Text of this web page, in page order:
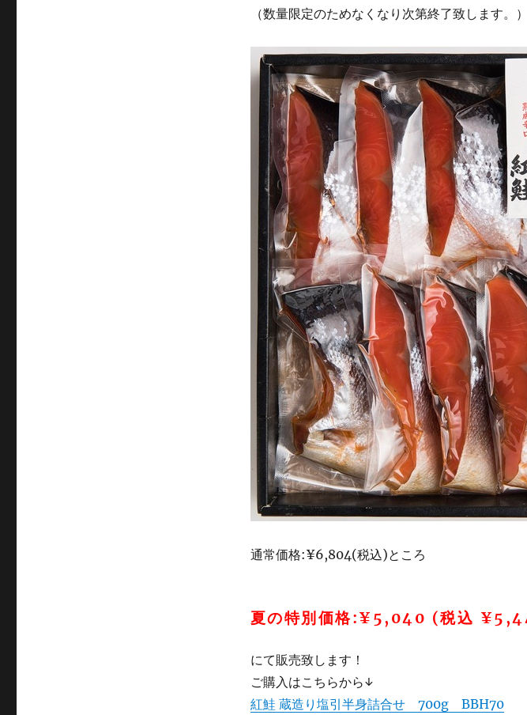
（数量限定のためなくなり次第終了致します。）
通常価格:¥6,804(税込)ところ
夏の特別価格:¥5,040 (税込
にて販売致します！
ご購入はこちらから↓
紅鮭 蔵造り塩引半身詰合せ 700g BBH70